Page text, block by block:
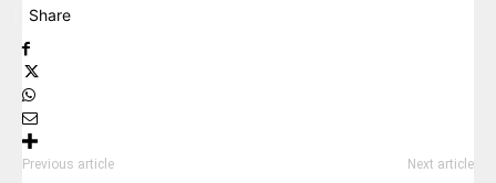
Share
Previous article Next article